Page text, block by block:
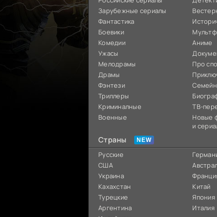
Зарубежные сериалы
Фантастика
Боевики
Комедии
Ужасы
Мелодрамы
Драмы
Фэнтези
Триллеры
Криминалные
Военные
Аниме
Про
ТВ-
Новые
и
Страны
Русские
США
Украина
Кахахстан
Турецкие
Аргентина
Китай
Япония
Италия